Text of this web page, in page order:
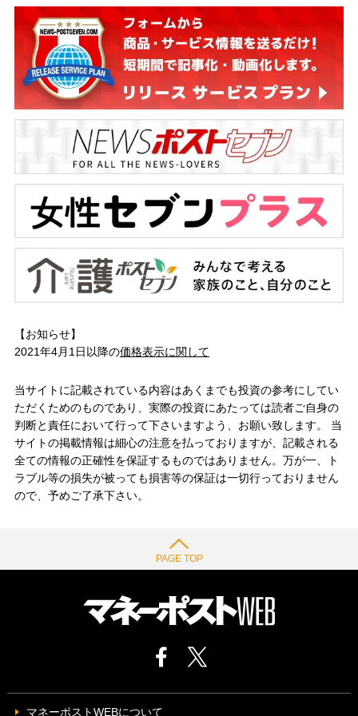
【お知らせ】
2021年4月1日以降の価格表示に関して
当サイトに記載されている内容はあくまでも投資の参考にしてい
ただくためのものであり、実際の投資にあたっては読者ご自身の
判断と責任において行って下さいますよう、お願い致します。 当
サイトの掲載情報は細心の注意を払っておりますが、記載される
全ての情報の正確性を保証するものではありません。万が一、ト
ラブル等の損失が被っても損害等の保証は一切行っておりません
ので、予めご了承下さい。
PAGE TOP
マネーポストWEBについて